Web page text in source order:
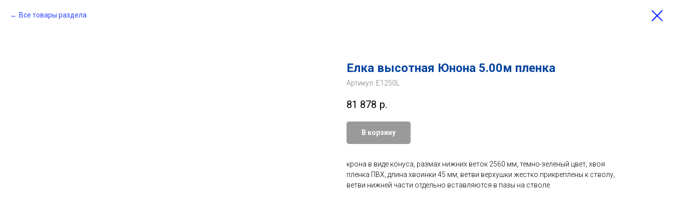
Все товары раздела
Елка высотная Юнона 5.00м пленка
Артикул: E1250L
81 878 р.
В корзину
крона в виде конуса, размах нижних веток 2560 мм, темно-зеленый цвет, хвоя
пленка ПВХ, длина хвоинки 45 мм, ветви верхушки жестко прикреплены к стволу,
ветви нижней части отдельно вставляются в пазы на стволе